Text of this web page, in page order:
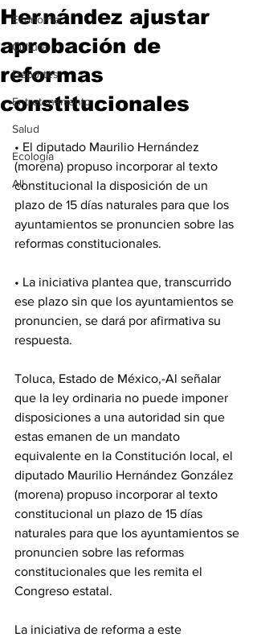
Economía
Cultura
Deportes
Entretenimiento
Salud
Ecología
All
Hernández ajustar
aprobación de
reformas
constitucionales
• El diputado Maurilio Hernández
(morena) propuso incorporar al texto
constitucional la disposición de un
plazo de 15 días naturales para que los
ayuntamientos se pronuncien sobre las
reformas constitucionales.
• La iniciativa plantea que, transcurrido
ese plazo sin que los ayuntamientos se
pronuncien, se dará por afirmativa su
respuesta.
Toluca, Estado de México,-Al señalar
que la ley ordinaria no puede imponer
disposiciones a una autoridad sin que
estas emanen de un mandato
equivalente en la Constitución local, el
diputado Maurilio Hernández González
(morena) propuso incorporar al texto
constitucional un plazo de 15 días
naturales para que los ayuntamientos se
pronuncien sobre las reformas
constitucionales que les remita el
Congreso estatal.
La iniciativa de reforma a este